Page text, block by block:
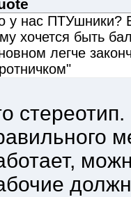
у нас ПТУшники?
хочется быть
легче